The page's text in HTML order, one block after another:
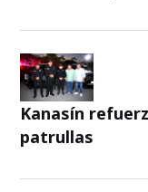
Kanasín
patrullas